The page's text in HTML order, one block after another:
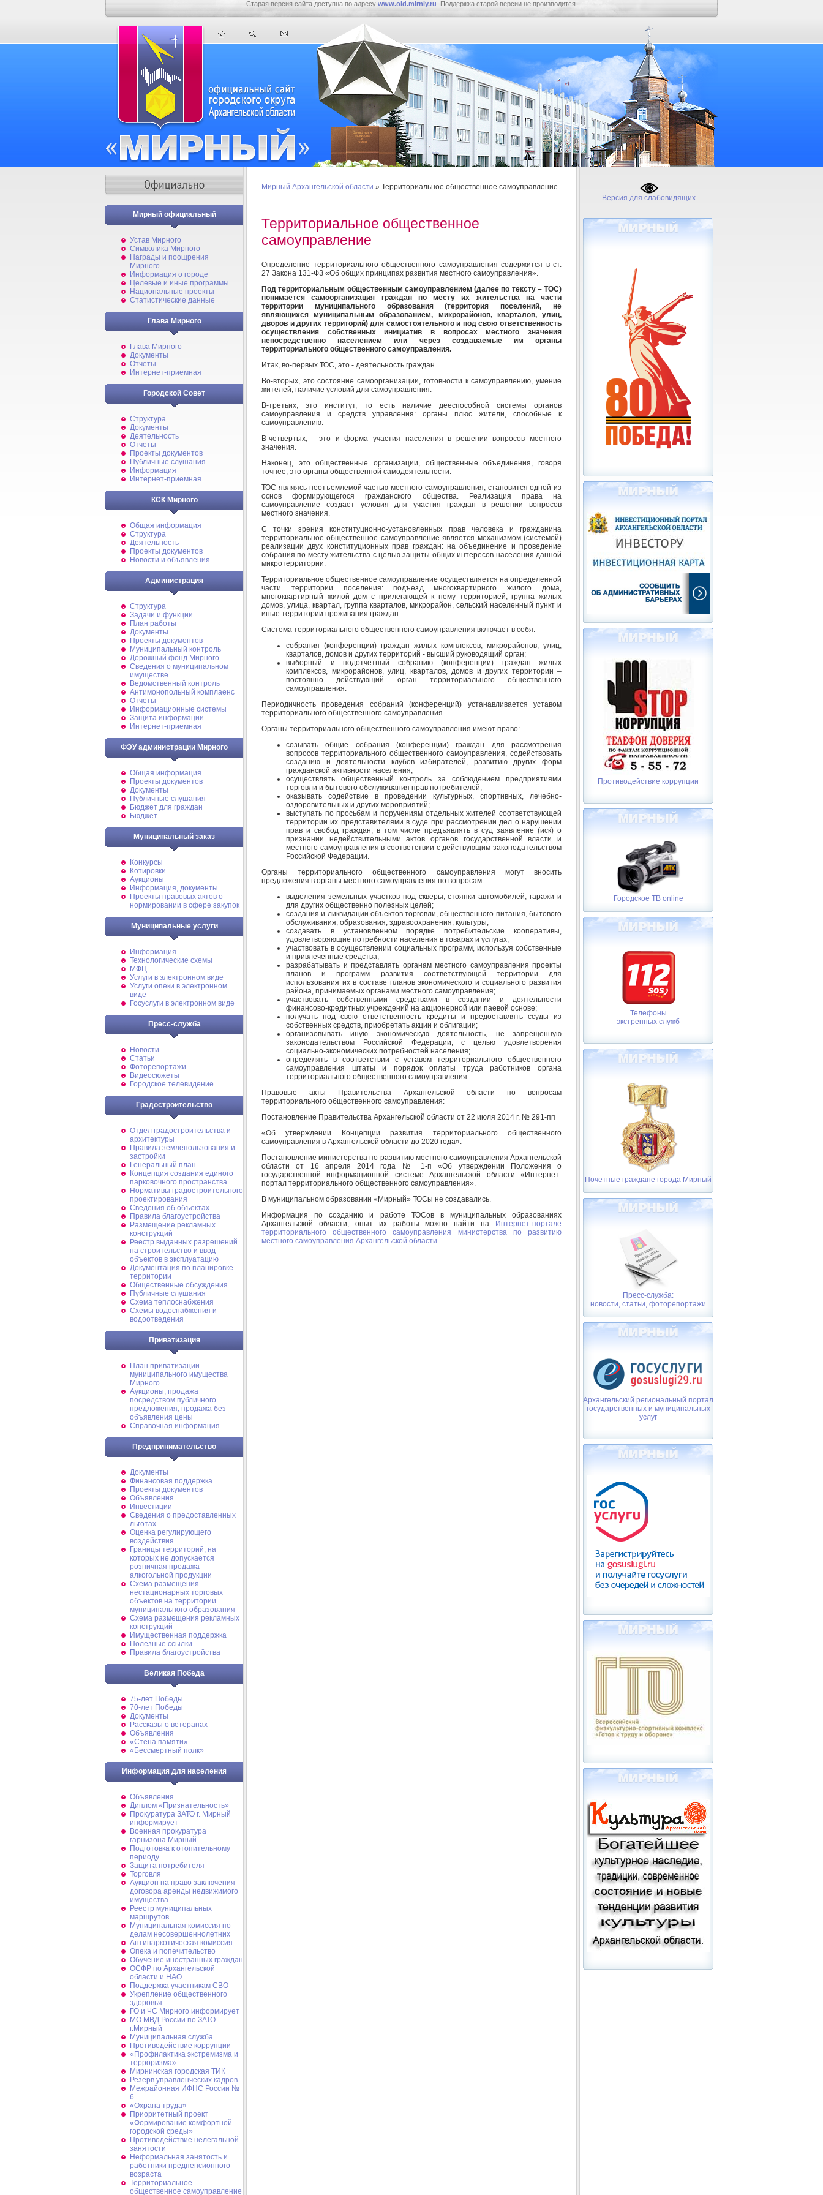
Старая версия сайта доступна по адресу www.old.mirniy.ru . Поддержка старой версии не производится.
Мирный официальный
Устав Мирного
Символика Мирного
Награды и поощрения
Мирного
Информация о городе
Целевые и иные программы
Национальные проекты
Статистические данные
Глава Мирного
Глава Мирного
Документы
Отчеты
Интернет-приемная
Городской Совет
Структура
Документы
Деятельность
Отчеты
Проекты документов
Публичные слушания
Информация
Интернет-приемная
КСК Мирного
Общая информация
Структура
Деятельность
Проекты документов
Новости и объявления
Администрация
Структура
Задачи и функции
План работы
Документы
Проекты документов
Муниципальный контроль
Дорожный фонд Мирного
Cведения о муниципальном
имуществе
Ведомственный контроль
Антимонопольный комплаенс
Отчеты
Информационные системы
Защита информации
Интернет-приемная
ФЭУ администрации Мирного
Общая информация
Проекты документов
Документы
Публичные слушания
Бюджет для граждан
Бюджет
Муниципальный заказ
Конкурсы
Котировки
Аукционы
Информация, документы
Проекты правовых актов о
нормировании в сфере закупок
Муниципальные услуги
Информация
Технологические схемы
МФЦ
Услуги в электронном виде
Услуги опеки в электронном
виде
Госуслуги в электронном виде
Пресс-служба
Новости
Статьи
Фоторепортажи
Видеосюжеты
Городское телевидение
Градостроительство
Отдел градостроительства и
архитектуры
Правила землепользования и
застройки
Генеральный план
Концепция создания единого
парковочного пространства
Нормативы градостроительного
проектирования
Сведения об объектах
Правила благоустройства
Размещение рекламных
конструкций
Реестр выданных разрешений
на строительство и ввод
объектов в эксплуатацию
Документация по планировке
территории
Общественные обсуждения
Публичные слушания
Схема теплоснабжения
Схемы водоснабжения и
водоотведения
Приватизация
План приватизации
муниципального имущества
Мирного
Аукционы, продажа
посредством публичного
предложения, продажа без
объявления цены
Справочная информация
Предпринимательство
Документы
Финансовая поддержка
Проекты документов
Объявления
Инвестиции
Сведения о предоставленных
льготах
Оценка регулирующего
воздействия
Границы территорий, на
которых не допускается
розничная продажа
алкогольной продукции
Схема размещения
нестационарных торговых
объектов на территории
муниципального образования
Схема размещения рекламных
конструкций
Имущественная поддержка
Полезные ссылки
Правила благоустройства
Великая Победа
75-лет Победы
70-лет Победы
Документы
Рассказы о ветеранах
Объявления
«Стена памяти»
«Бессмертный полк»
Информация для населения
Объявления
Диплом «Признательность»
Прокуратура ЗАТО г. Мирный
информирует
Военная прокуратура
гарнизона Мирный
Подготовка к отопительному
периоду
Защита потребителя
Торговля
Аукцион на право заключения
договора аренды недвижимого
имущества
Реестр муниципальных
маршрутов
Муниципальная комиссия по
делам несовершеннолетних
Антинаркотическая комиссия
Опека и попечительство
Обучение иностранных граждан
ОСФР по Архангельской
области и НАО
Поддержка участникам СВО
Укрепление общественного
здоровья
ГО и ЧС Мирного информирует
МО МВД России по ЗАТО
г.Мирный
Муниципальная cлужба
Противодействие коррупции
«Профилактика экстремизма и
терроризма»
Мирнинская городская ТИК
Резерв управленческих кадров
Межрайонная ИФНС России №
6
«Охрана труда»
Приоритетный проект
«Формирование комфортной
городской среды»
Противодействие нелегальной
занятости
Неформальная занятость и
работники предпенсионного
возраста
Территориальное
общественное самоуправление
Мирный Архангельской области » Территориальное общественное самоуправление
Территориальное общественное
самоуправление
Определение территориального общественного самоуправления содержится в ст.
27 Закона 131-ФЗ «Об общих принципах развития местного самоуправления».
Под территориальным общественным самоуправлением (далее по тексту – ТОС)
понимается самоорганизация граждан по месту их жительства на части
территории муниципального образования (территория поселений, не
являющихся муниципальным образованием, микрорайонов, кварталов, улиц,
дворов и других территорий) для самостоятельного и под свою ответственность
осуществления собственных инициатив в вопросах местного значения
непосредственно населением или через создаваемые им органы
территориального общественного самоуправления.
Итак, во-первых ТОС, это - деятельность граждан.
Во-вторых, это состояние самоорганизации, готовности к самоуправлению, умение
жителей, наличие условий для самоуправления.
В-третьих, это институт, то есть наличие дееспособной системы органов
самоуправления и средств управления: органы плюс жители, способные к
самоуправлению.
В-четвертых, - это и форма участия населения в решении вопросов местного
значения.
Наконец, это общественные организации, общественные объединения, говоря
точнее, это органы общественной самодеятельности.
ТОС являясь неотъемлемой частью местного самоуправления, становится одной из
основ формирующегося гражданского общества. Реализация права на
самоуправление создает условия для участия граждан в решении вопросов
местного значения.
С точки зрения конституционно-установленных прав человека и гражданина
территориальное общественное самоуправление является механизмом (системой)
реализации двух конституционных прав граждан: на объединение и проведение
собрания по месту жительства с целью защиты общих интересов населения данной
микротерритории.
Территориальное общественное самоуправление осуществляется на определенной
части территории поселения: подъезд многоквартирного жилого дома,
многоквартирный жилой дом с прилегающей к нему территорией, группа жилых
домов, улица, квартал, группа кварталов, микрорайон, сельский населенный пункт и
иные территории проживания граждан.
Система территориального общественного самоуправления включает в себя:
собрания (конференции) граждан жилых комплексов, микрорайонов, улиц,
кварталов, домов и других территорий - высший руководящий орган;
выборный и подотчетный собранию (конференции) граждан жилых
комплексов, микрорайонов, улиц, кварталов, домов и других территории –
постоянно действующий орган территориального общественного
самоуправления.
Периодичность проведения собраний (конференций) устанавливается уставом
территориального общественного самоуправления.
Органы территориального общественного самоуправления имеют право:
созывать общие собрания (конференции) граждан для рассмотрения
вопросов территориального общественного самоуправления, содействовать
созданию и деятельности клубов избирателей, развитию других форм
гражданской активности населения;
осуществлять общественный контроль за соблюдением предприятиями
торговли и бытового обслуживания прав потребителей;
оказывать содействие в проведении культурных, спортивных, лечебно-
оздоровительных и других мероприятий;
выступать по просьбам и поручениям отдельных жителей соответствующей
территории их представителями в суде при рассмотрении дел о нарушении
прав и свобод граждан, в том числе предъявлять в суд заявление (иск) о
признании недействительными актов органов государственной власти и
местного самоуправления в соответствии с действующим законодательством
Российской Федерации.
Органы территориального общественного самоуправления могут вносить
предложения в органы местного самоуправления по вопросам:
выделения земельных участков под скверы, стоянки автомобилей, гаражи и
для других общественно полезных целей;
создания и ликвидации объектов торговли, общественного питания, бытового
обслуживания, образования, здравоохранения, культуры;
создавать в установленном порядке потребительские кооперативы,
удовлетворяющие потребности населения в товарах и услугах;
участвовать в осуществлении социальных программ, используя собственные
и привлеченные средства;
разрабатывать и представлять органам местного самоуправления проекты
планов и программ развития соответствующей территории для
использования их в составе планов экономического и социального развития
района, принимаемых органами местного самоуправления;
участвовать собственными средствами в создании и деятельности
финансово-кредитных учреждений на акционерной или паевой основе;
получать под свою ответственность кредиты и предоставлять ссуды из
собственных средств, приобретать акции и облигации;
организовывать иную экономическую деятельность, не запрещенную
законодательством Российской Федерации, с целью удовлетворения
социально-экономических потребностей населения;
определять в соответствии с уставом территориального общественного
самоуправления штаты и порядок оплаты труда работников органа
территориального общественного самоуправления.
Правовые акты Правительства Архангельской области по вопросам
территориального общественного самоуправления:
Постановление Правительства Архангельской области от 22 июля 2014 г. № 291-пп
«Об утверждении Концепции развития территориального общественного
самоуправления в Архангельской области до 2020 года».
Постановление министерства по развитию местного самоуправления Архангельской
области от 16 апреля 2014 года № 1-п «Об утверждении Положения о
государственной информационной системе Архангельской области «Интернет-
портал территориального общественного самоуправления».
В муниципальном образовании «Мирный» ТОСы не создавались.
Информация по созданию и работе ТОСов в муниципальных образованиях
Архангельской области, опыт их работы можно найти на Интернет-портале
территориального общественного самоуправления министерства по развитию
местного самоуправления Архангельской области
Версия для слабовидящих
Противодействие коррупции
Городское ТВ online
Телефоны
экстренных служб
Почетные граждане города Мирный
Пресс-служба:
новости, статьи, фоторепортажи
Архангельский региональный портал
государственных и муниципальных
услуг